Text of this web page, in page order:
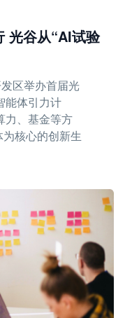
光谷从“AI试验
区举办首届光
能体引力计
力、基金等方
核心的创新生